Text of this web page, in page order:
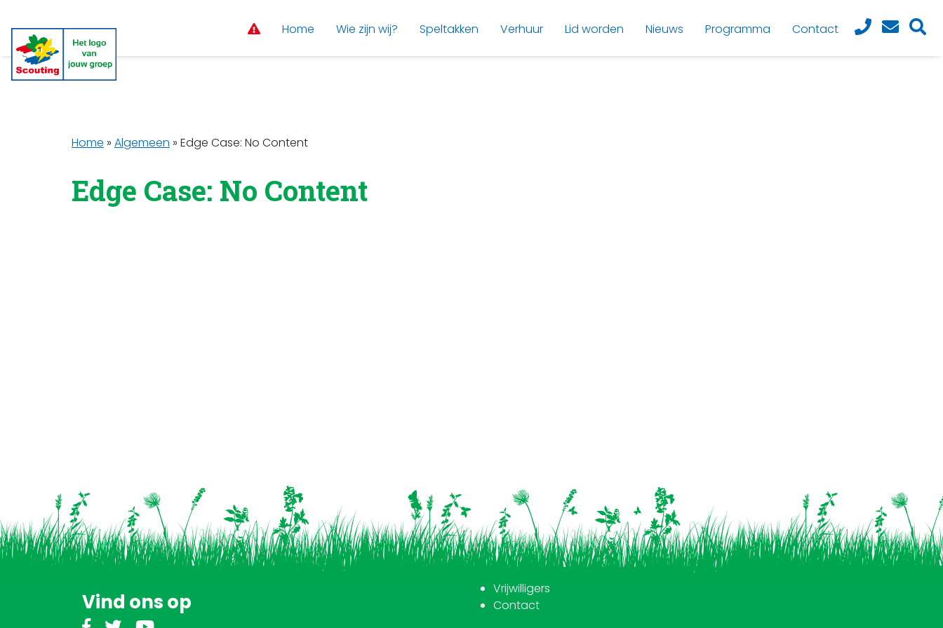
Home Wie zijn wij? Speltakken Verhuur Lid worden Nieuws Programma Contact
Home » Algemeen » Edge Case: No Content
Edge Case: No Content
Vind ons op
Vrijwilligers
Contact